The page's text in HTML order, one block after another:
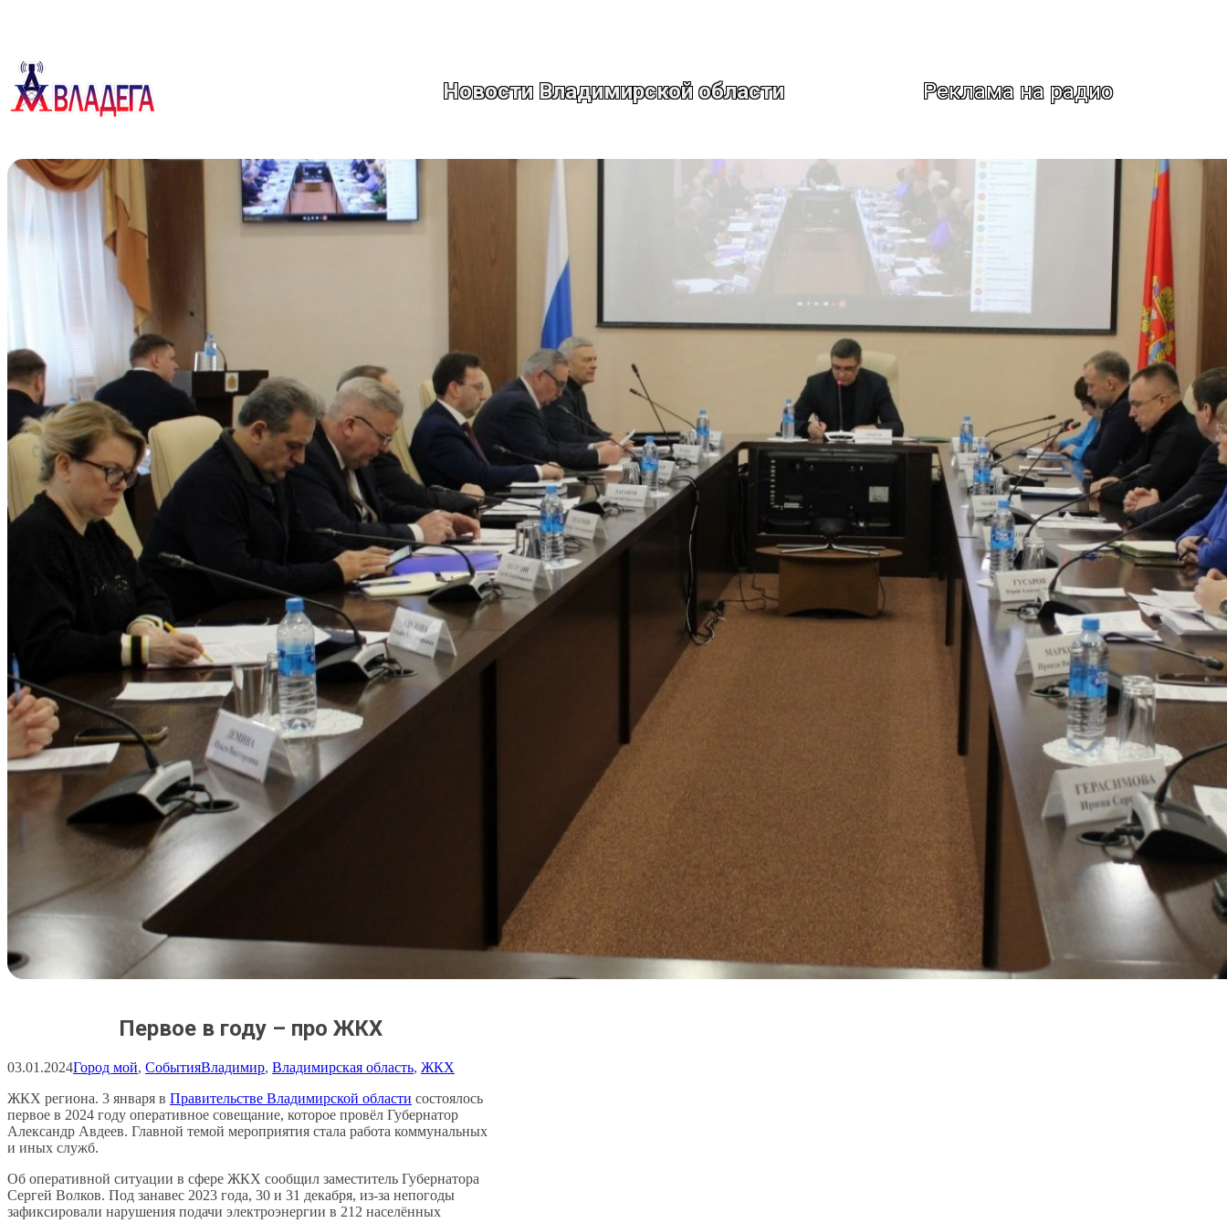
Новости Владимирской области Реклама на радио
Первое в году – про ЖКХ
03.01.2024Город мой, СобытияВладимир, Владимирская область, ЖКХ
ЖКХ региона. 3 января в Правительстве Владимирской области состоялось
первое в 2024 году оперативное совещание, которое провёл Губернатор
Александр Авдеев. Главной темой мероприятия стала работа коммунальных
и иных служб.
Об оперативной ситуации в сфере ЖКХ сообщил заместитель Губернатора
Сергей Волков. Под занавес 2023 года, 30 и 31 декабря, из-за непогоды
зафиксировали нарушения подачи электроэнергии в 212 населённых